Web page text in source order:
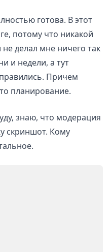
готова. В этот
потому что никакой
делал мне ничего так
и недели, а тут
Причем
планирование.
знаю, что модерация
скриншот. Кому